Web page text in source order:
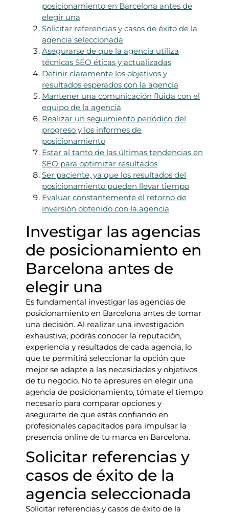
posicionamiento en Barcelona antes de
elegir una
Solicitar referencias y casos de éxito de la
agencia seleccionada
Asegurarse de que la agencia utiliza
técnicas SEO éticas y actualizadas
Definir claramente los objetivos y
resultados esperados con la agencia
Mantener una comunicación fluida con el
equipo de la agencia
Realizar un seguimiento periódico del
progreso y los informes de
posicionamiento
Estar al tanto de las últimas tendencias en
SEO para optimizar resultados
Ser paciente, ya que los resultados del
posicionamiento pueden llevar tiempo
Evaluar constantemente el retorno de
inversión obtenido con la agencia
Investigar las agencias
de posicionamiento en
Barcelona antes de
elegir una
Es fundamental investigar las agencias de
posicionamiento en Barcelona antes de tomar
una decisión. Al realizar una investigación
exhaustiva, podrás conocer la reputación,
experiencia y resultados de cada agencia, lo
que te permitirá seleccionar la opción que
mejor se adapte a las necesidades y objetivos
de tu negocio. No te apresures en elegir una
agencia de posicionamiento, tómate el tiempo
necesario para comparar opciones y
asegurarte de que estás confiando en
profesionales capacitados para impulsar la
presencia online de tu marca en Barcelona.
Solicitar referencias y
casos de éxito de la
agencia seleccionada
Solicitar referencias y casos de éxito de la